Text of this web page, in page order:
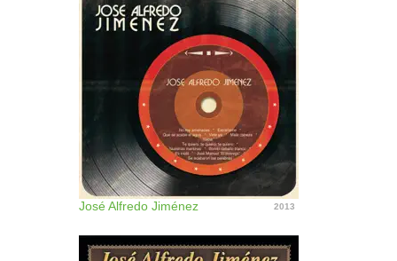
José Alfredo Jiménez 2013